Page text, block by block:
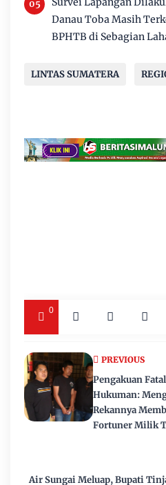
Danau Toba Masih
BPHTB di Sebagian
LINTAS SUMATERA
0
Air Sungai Meluap, Bupati
PREVIOUS
Pengakuan
Hukuman:
Rekannya
Fortuner Milik